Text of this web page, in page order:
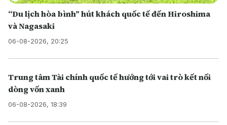
“Du lịch hòa bình” hút khách quốc tế đến Hiroshima
và Nagasaki
06-08-2026, 20:25
Trung tâm Tài chính quốc tế hướng tới vai trò kết nối
dòng vốn xanh
06-08-2026, 18:39